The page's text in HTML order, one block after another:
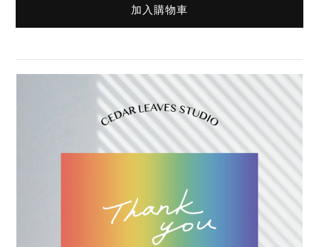
加入購物車